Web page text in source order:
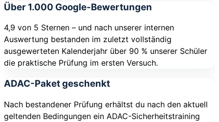
Über 1.000 Google-Bewertungen
4,9 von 5 Sternen – und nach unserer internen
Auswertung bestanden im zuletzt vollständig
ausgewerteten Kalenderjahr über 90 % unserer Schüler
die praktische Prüfung im ersten Versuch.
ADAC-Paket geschenkt
Nach bestandener Prüfung erhältst du nach den aktuell
geltenden Bedingungen ein ADAC-Sicherheitstraining